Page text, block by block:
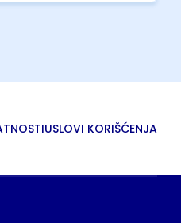
USLOVI KORIŠĆENJA